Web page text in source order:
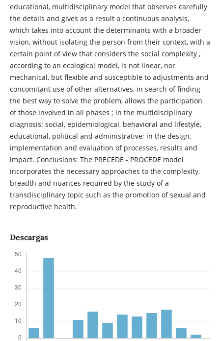
educational, multidisciplinary model that observes carefully
the details and gives as a result a continuous analysis,
which takes into account the determinants with a broader
vision, without isolating the person from their context, with a
certain point of view that considers the social complexity ,
according to an ecological model, is not linear, nor
mechanical, but flexible and susceptible to adjustments and
concomitant use of other alternatives, in search of finding
the best way to solve the problem, allows the participation
of those involved in all phases ; in the multidisciplinary
diagnosis: social, epidemiological, behavioral and lifestyle,
educational, political and administrative; in the design,
implementation and evaluation of processes, results and
impact. Conclusions: The PRECEDE - PROCEDE model
incorporates the necessary approaches to the complexity,
breadth and nuances required by the study of a
transdisciplinary topic such as the promotion of sexual and
reproductive health.
Descargas